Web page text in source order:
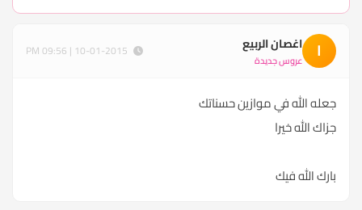
ا اغصان الربيع
عروس جديدة
جعله الله في موازين حسناتك
جزاك الله خيرا
بارك الله فيك